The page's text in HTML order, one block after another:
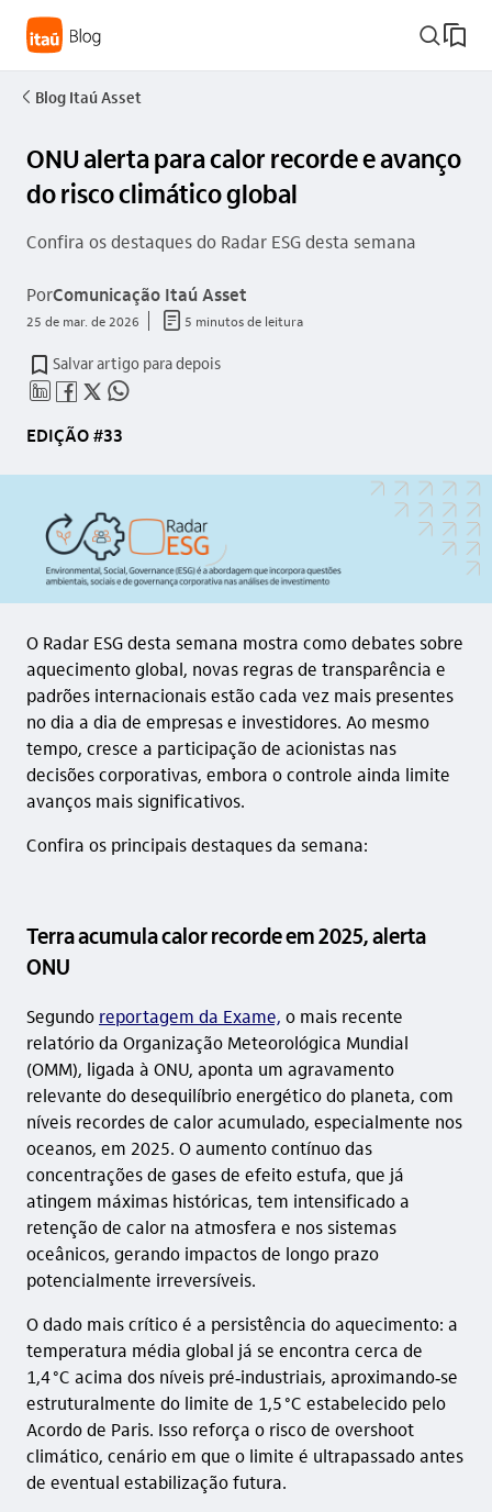
busca_outline
seta_esquerda Blog Itaú Asset
ONU alerta para calor recorde e avanço
do risco climático global
Confira os destaques do Radar ESG desta semana
PorComunicação Itaú Asset
25 de mar. de 2026 documento_outline 5 minutos de leitura
Salvar artigo para depois
linkedin_base facebook_outline twitter_outline whatsapp_outline
EDIÇÃO #33
O Radar ESG desta semana mostra como debates sobre
aquecimento global, novas regras de transparência e
padrões internacionais estão cada vez mais presentes
no dia a dia de empresas e investidores. Ao mesmo
tempo, cresce a participação de acionistas nas
decisões corporativas, embora o controle ainda limite
avanços mais significativos.
Confira os principais destaques da semana:
Terra acumula calor recorde em 2025, alerta
ONU
Segundo reportagem da Exame, o mais recente
relatório da Organização Meteorológica Mundial
(OMM), ligada à ONU, aponta um agravamento
relevante do desequilíbrio energético do planeta, com
níveis recordes de calor acumulado, especialmente nos
oceanos, em 2025. O aumento contínuo das
concentrações de gases de efeito estufa, que já
atingem máximas históricas, tem intensificado a
retenção de calor na atmosfera e nos sistemas
oceânicos, gerando impactos de longo prazo
potencialmente irreversíveis.
O dado mais crítico é a persistência do aquecimento: a
temperatura média global já se encontra cerca de
1,4 °C acima dos níveis pré‑industriais, aproximando‑se
estruturalmente do limite de 1,5 °C estabelecido pelo
Acordo de Paris. Isso reforça o risco de overshoot
climático, cenário em que o limite é ultrapassado antes
de eventual estabilização futura.